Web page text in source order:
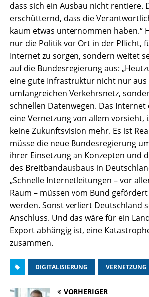
dass sich ein Ausbau nicht rentiere.
erschütternd, dass die
kaum etwas unternommen haben.“
nur die Politik vor Ort in der Pflicht,
Internet zu sorgen, sondern weitet
auf die Bundesregierung aus:
eine gute Infrastruktur nicht nur aus
umfangreichen Verkehrsnetz,
schnellen Datenwegen. Das Internet
eine Vernetzung von allem vorsieht,
keine Zukunftsvision mehr. Es ist
müsse die neue Bundesregierung
ihrer Einsetzung an Konzepten und
des Breitbandausbaus in
„Schnelle Internetleitungen – vor
Raum – müssen vom Bund
werden. Sonst verliert Deutschland
Anschluss. Und das wäre für ein
Export abhängig ist, eine
zusammen.
DIGITALISIERUNG VERNETZUNG
VORHERIGER